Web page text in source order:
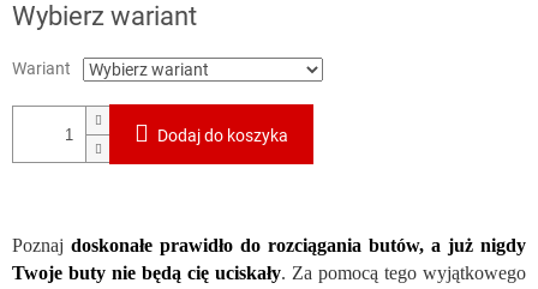
jednostkowa:
Wybierz wariant
Wariant
Dodaj do koszyka
Poznaj doskonałe prawidło do rozciągania butów, a już nigdy
Twoje buty nie będą cię uciskały. Za pomocą tego wyjątkowego